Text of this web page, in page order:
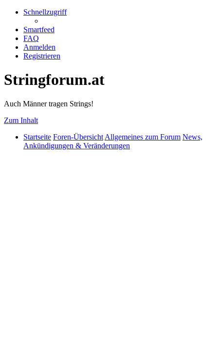
Schnellzugriff
Smartfeed
FAQ
Anmelden
Registrieren
Stringforum.at
Auch Männer tragen Strings!
Zum Inhalt
Startseite Foren-Übersicht Allgemeines zum Forum News,
Ankündigungen & Veränderungen